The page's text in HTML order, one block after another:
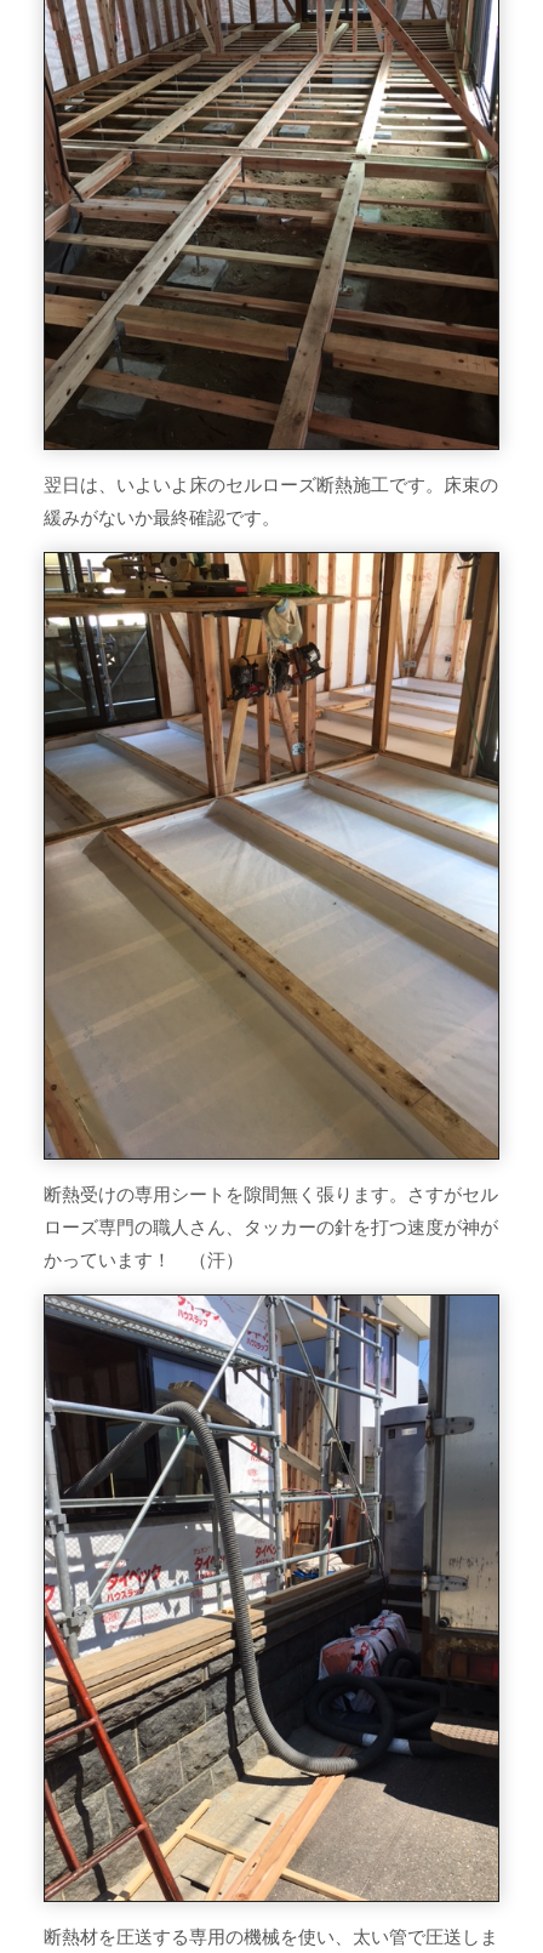
翌日は、いよいよ床のセルローズ断熱施工です。床束の
緩みがないか最終確認です。
断熱受けの専用シートを隙間無く張ります。さすがセル
ローズ専門の職人さん、タッカーの針を打つ速度が神が
かっています！ （汗）
断熱材を圧送する専用の機械を使い、太い管で圧送しま